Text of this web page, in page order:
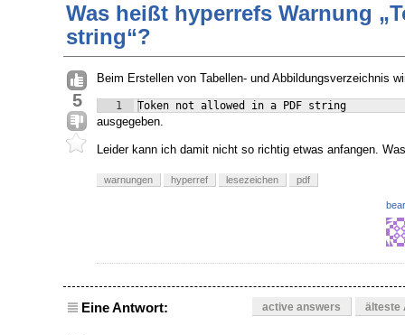
Was heißt hyperrefs Warnung
string“?
5
Beim Erstellen von Tabellen- und Abbildungsverzeichnis
1 Token not allowed in a PDF string
ausgegeben.
Leider kann ich damit nicht so richtig etwas anfangen.
warnungen hyperref lesezeichen pdf
Eine Antwort: active answers älteste